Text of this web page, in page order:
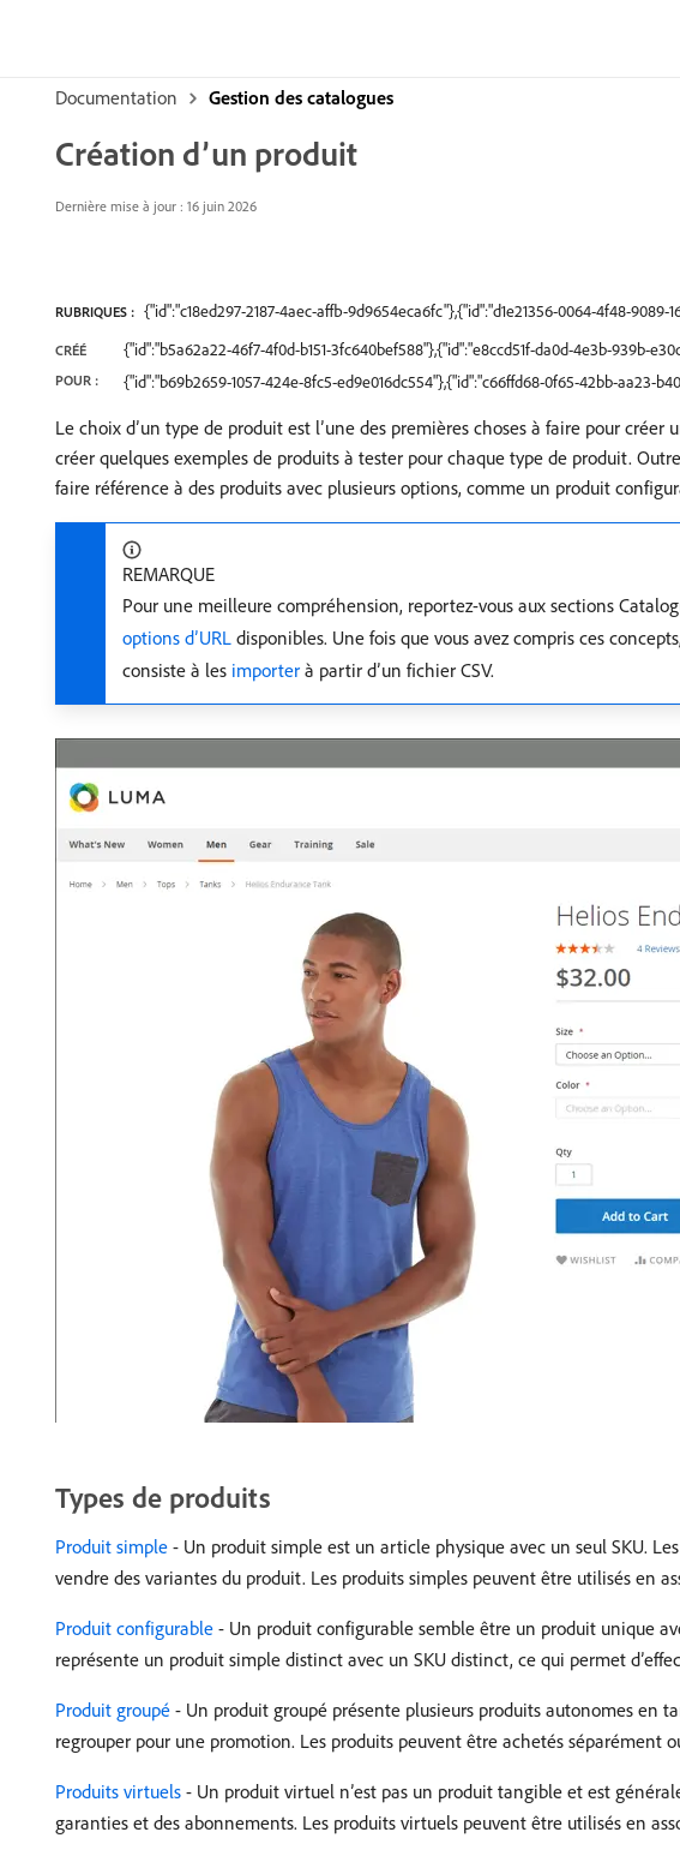
Documentation Gestion des catalogues
Création d’un produit
Dernière mise à jour : 16 juin 2026
RUBRIQUES : {"id":"c18ed297-2187-4aec-affb-9d9654eca6fc"},{"id":"d1e21356-0064-4f48-
CRÉÉ
POUR :
{"id":"b5a62a22-46f7-4f0d-b151-3fc640bef588"},{"id":"e8ccd51f-da0d-4e3b-939b-
{"id":"b69b2659-1057-424e-8fc5-ed9e016dc554"},{"id":"c66ffd68-0f65-42bb-aa23-
Le choix d’un type de produit est l’une des premières choses à faire pour
créer quelques exemples de produits à tester pour chaque type de produit.
faire référence à des produits avec plusieurs options, comme un produit
REMARQUE
Pour une meilleure compréhension, reportez-vous aux sections
options d’URL disponibles. Une fois que vous avez compris ces
consiste à les importer à partir d’un fichier CSV.
Types de produits
Produit simple - Un produit simple est un article physique avec un seul SKU.
vendre des variantes du produit. Les produits simples peuvent être utilisés en
Produit configurable - Un produit configurable semble être un produit unique
représente un produit simple distinct avec un SKU distinct, ce qui permet
Produit groupé - Un produit groupé présente plusieurs produits autonomes en
regrouper pour une promotion. Les produits peuvent être achetés séparément
Produits virtuels - Un produit virtuel n’est pas un produit tangible et est
garanties et des abonnements. Les produits virtuels peuvent être utilisés en